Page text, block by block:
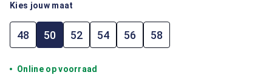
Kies jouw maat
48 50 52 54 56 58
Online op voorraad